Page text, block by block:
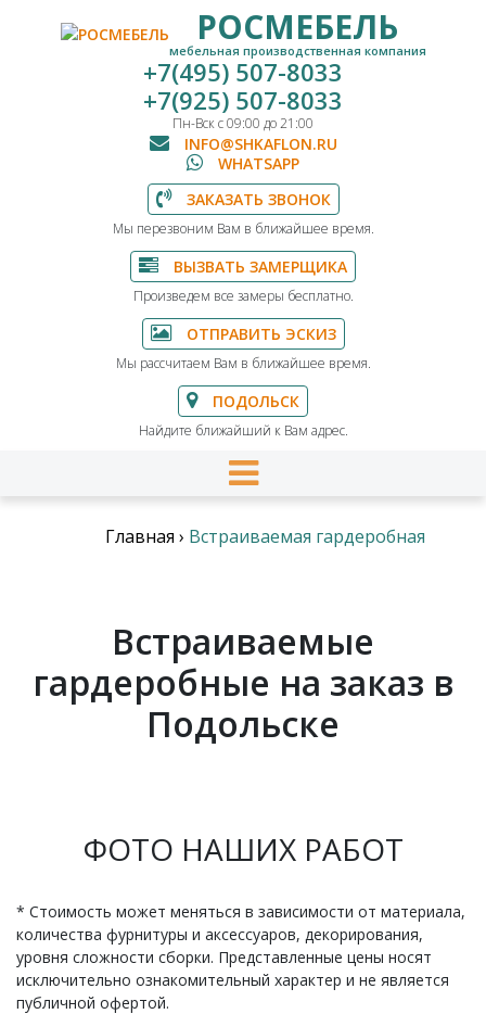
РОСМЕБЕЛЬ
мебельная производственная компания
+7(495) 507-8033
+7(925) 507-8033
Пн-Вск с 09:00 до 21:00
INFO@SHKAFLON.RU
WHATSAPP
ЗАКАЗАТЬ ЗВОНОК
Мы перезвоним Вам в ближайшее время.
ВЫЗВАТЬ ЗАМЕРЩИКА
Произведем все замеры бесплатно.
ОТПРАВИТЬ ЭСКИЗ
Мы рассчитаем Вам в ближайшее время.
ПОДОЛЬСК
Найдите ближайший к Вам адрес.
Главная › Встраиваемая гардеробная
Встраиваемые
гардеробные на заказ в
Подольске
ФОТО НАШИХ РАБОТ
* Стоимость может меняться в зависимости от материала,
количества фурнитуры и аксессуаров, декорирования,
уровня сложности сборки. Представленные цены носят
исключительно ознакомительный характер и не является
публичной офертой.